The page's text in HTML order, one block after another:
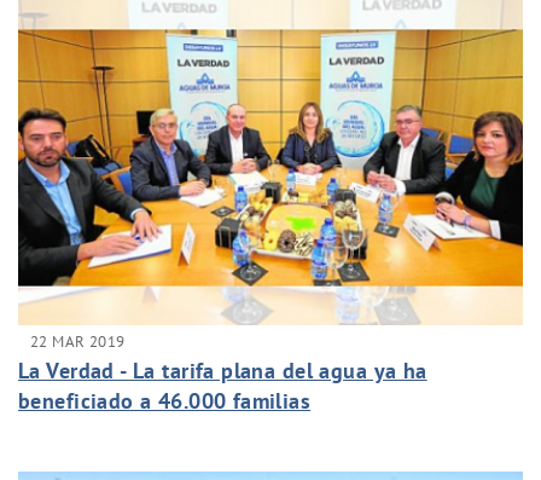
22 MAR 2019
La Verdad - La tarifa plana del agua ya ha
beneficiado a 46.000 familias